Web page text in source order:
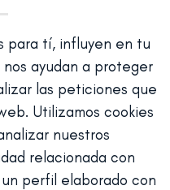
LESIONES
ESTRIAS
para tí, influyen en tu
ayudan a proteger
las peticiones que
Utilizamos cookies
nuestros
relacionada con
perfil elaborado con